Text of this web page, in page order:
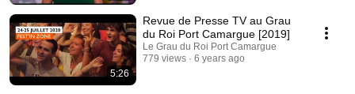
5:26
Revue de Presse TV au Grau
du Roi Port Camargue [2019]
Le Grau du Roi Port Camargue
779 views
6 years ago